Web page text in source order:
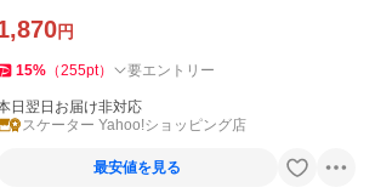
円
15% （255pt） 要エントリー
日翌日お届け非対応
スケーター Yahoo!ショッピング店
最安値を見る